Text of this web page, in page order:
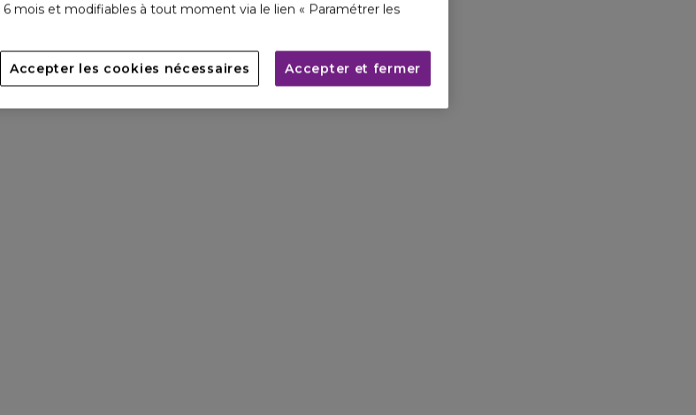
mois et modifiables à tout moment via le lien « Paramétrer les
Accepter les cookies nécessaires Accepter et fermer